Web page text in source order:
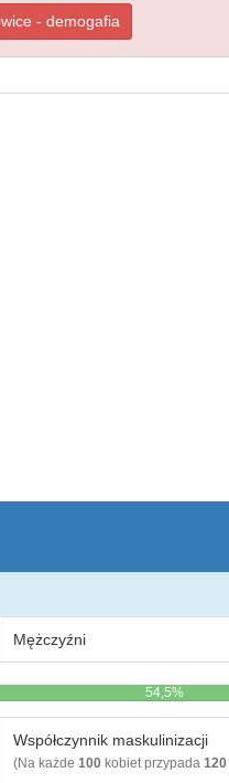
- demogafia
Mężczyźni
54,5%
Współczynnik maskulinizacji
(Na każde 100kobiet przypada 120